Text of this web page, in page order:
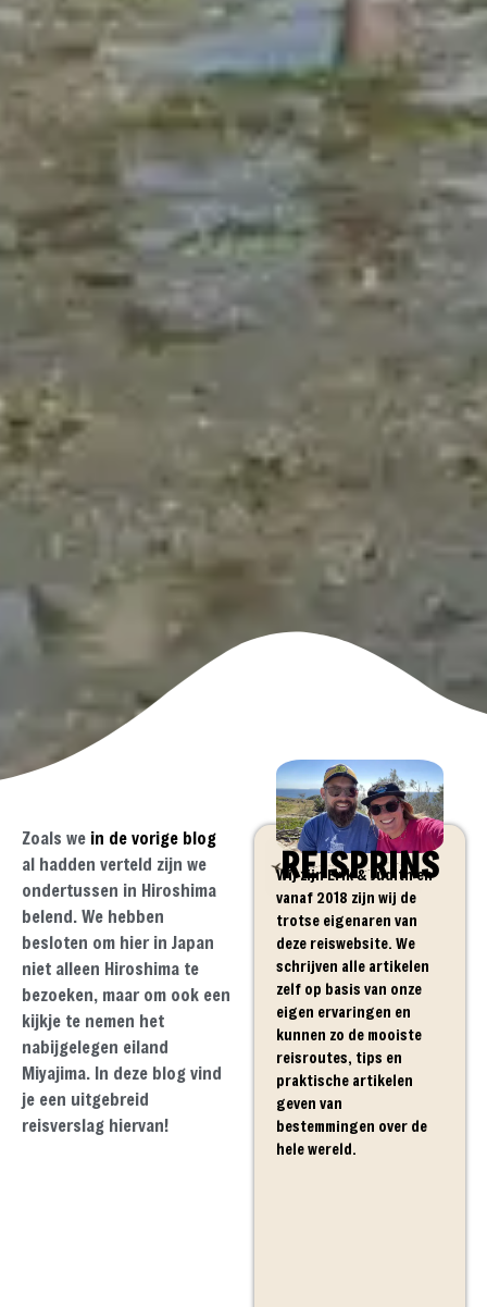
Zoals we in de vorige blog
al hadden verteld zijn we
ondertussen in Hiroshima
belend. We hebben
besloten om hier in Japan
niet alleen Hiroshima te
bezoeken, maar om ook een
kijkje te nemen het
nabijgelegen eiland
Miyajima. In deze blog vind
je een uitgebreid
reisverslag hiervan!
REISPRINS
Wij zijn Erik & Judith en
vanaf 2018 zijn wij de
trotse eigenaren van
deze reiswebsite. We
schrijven alle artikelen
zelf op basis van onze
eigen ervaringen en
kunnen zo de mooiste
reisroutes, tips en
praktische artikelen
geven van
bestemmingen over de
hele wereld.